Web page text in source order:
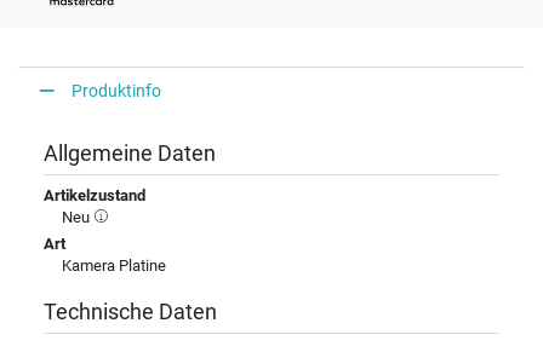
Produktinfo
Allgemeine Daten
Artikelzustand
Neu
Art
Kamera Platine
Technische Daten